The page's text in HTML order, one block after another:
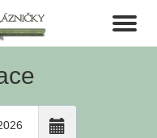
Toggle